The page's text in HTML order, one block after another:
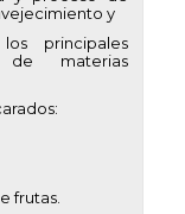
y
principales
de materias
frutas.